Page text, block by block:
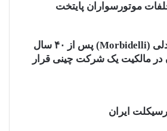
موتورسواران پایتخت
برند قدیمی موربیدلی (Morbidelli) پس از ۴۰ سال
در مالکیت یک شرکت چینی قرار
ایران